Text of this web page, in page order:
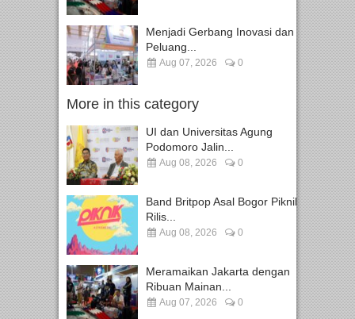
Menjadi Gerbang Inovasi dan
Peluang...
Aug 07, 2026 0
More in this category
UI dan Universitas Agung
Podomoro Jalin...
Aug 08, 2026 0
Band Britpop Asal Bogor Piknik
Rilis...
Aug 08, 2026 0
Meramaikan Jakarta dengan
Ribuan Mainan...
Aug 07, 2026 0